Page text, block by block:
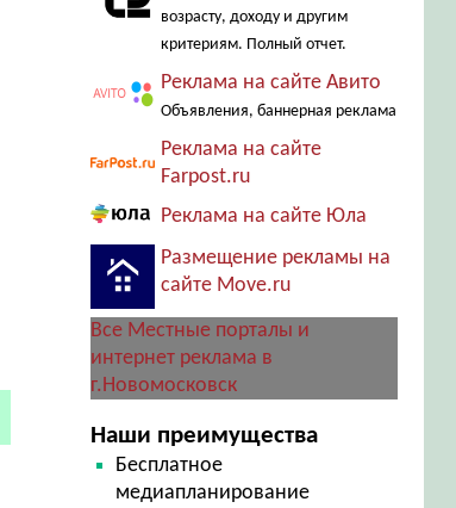
возрасту, доходу и другим
критериям. Полный отчет.
Реклама на сайте Авито
Объявления, баннерная реклама
Реклама на сайте
Farpost.ru
Реклама на сайте Юла
Размещение рекламы на
сайте Move.ru
Все Местные порталы и
интернет реклама в
г.Новомосковск
Наши преимущества
Бесплатное
медиапланирование